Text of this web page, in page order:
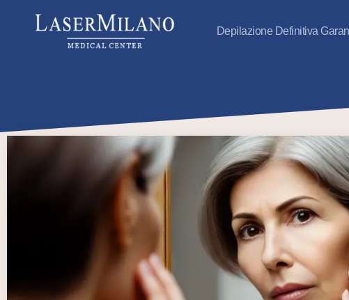
Depilazione Definitiva